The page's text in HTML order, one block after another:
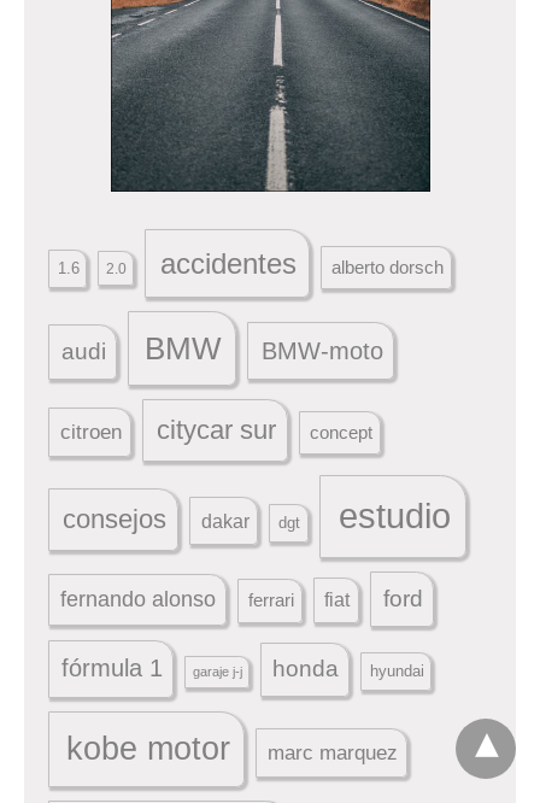
1.6 2.0 accidentes alberto dorsch
audi BMW BMW-moto
citroen citycar sur concept
consejos dakar dgt estudio
fernando alonso ferrari fiat ford
fórmula 1 garaje j-j honda hyundai
kobe motor marc marquez